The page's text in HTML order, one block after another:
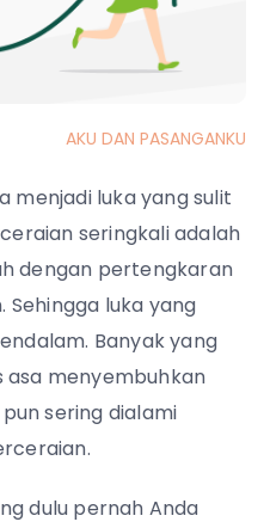
AKU DAN PASANGANKU
menjadi luka yang sulit
seringkali adalah
dengan pertengkaran
luka yang
Banyak yang
asa menyembuhkan
sering dialami
dulu pernah Anda